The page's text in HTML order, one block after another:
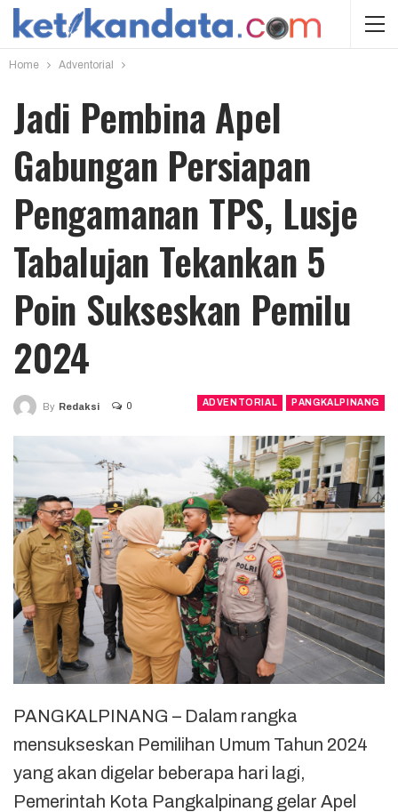
Home Adventorial
Jadi Pembina Apel
Gabungan Persiapan
Pengamanan TPS, Lusje
Tabalujan Tekankan 5
Poin Sukseskan Pemilu
2024
ADVENTORIAL PANGKALPINANG
By Redaksi 0
PANGKALPINANG – Dalam rangka
mensukseskan Pemilihan Umum Tahun 2024
yang akan digelar beberapa hari lagi,
Pemerintah Kota Pangkalpinang gelar Apel